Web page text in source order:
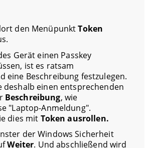
den MenüpunktToken
Gerät einen Passkey
ist es ratsam
eine Beschreibung festzulegen.
deshalb einen entsprechenden
Beschreibung, wie
"Laptop-Anmeldung".
dies mit Token ausrollen.
der Windows Sicherheit
Weiter. Und abschließend wird